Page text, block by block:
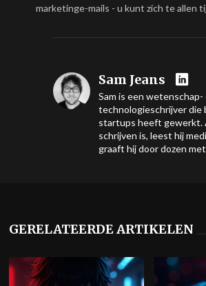
marketinge-mails - u kunt zich te allen
Sam Jeans
Sam is een wetenschap-
technologieschrijver die
startups heeft gewerkt.
schrijven is, leest hij
graaft hij door dozen
GERELATEERDE ARTIKELEN